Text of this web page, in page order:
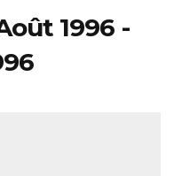
1996 -